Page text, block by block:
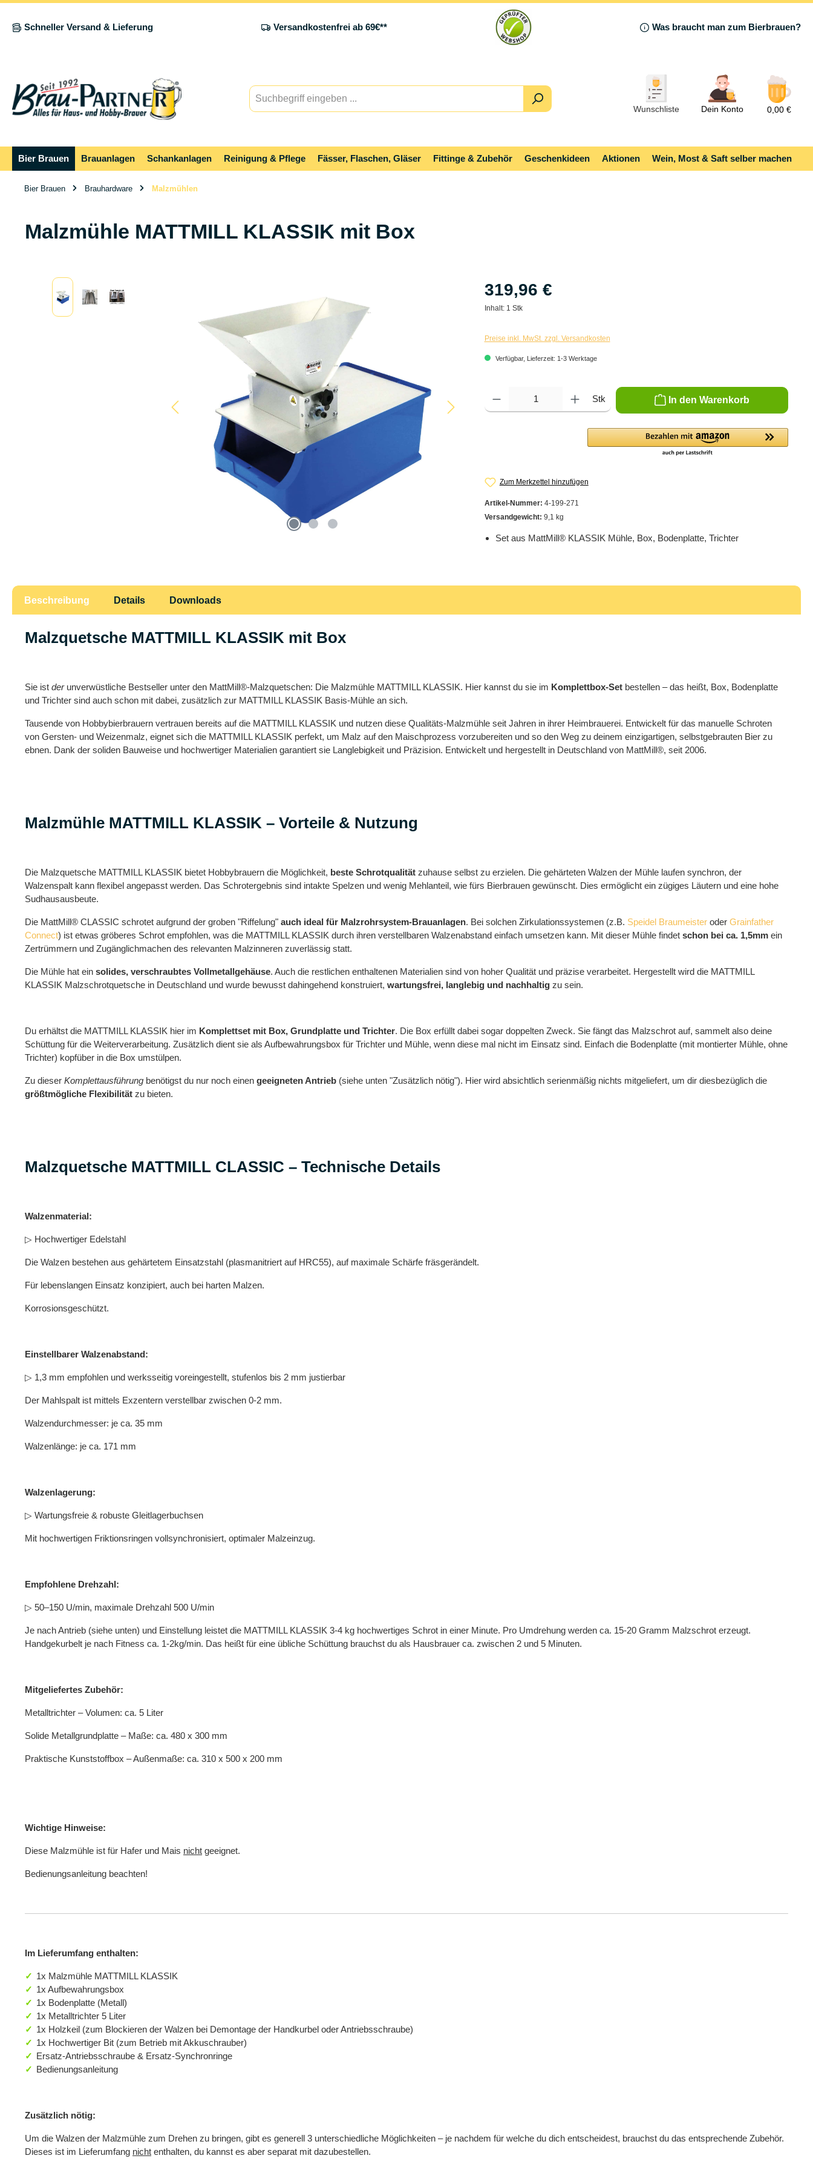
Schneller Versand & Lieferung
Versandkostenfrei ab 69€** Was braucht man zum Bierbrauen?
Wunschliste Dein Konto 0,00 €
Bier Brauen Brauanlagen Schankanlagen Reinigung & Pflege Fässer, Flaschen, Gläser Fittinge & Zubehör Geschenkideen Aktionen Wein, Most & Saft selber machen
Bier Brauen Brauhardware Malzmühlen
Malzmühle MATTMILL KLASSIK mit Box
Bildergalerie überspringen 319,96 €
Inhalt: 1 Stk
Preise inkl. MwSt. zzgl. Versandkosten
Verfügbar, Lieferzeit: 1-3 Werktage
Produkt Anzahl: Gib den gewünschten Wert ein oder benutze die Schaltflächen um die Anzahl zu
Stk In den Warenkorb
Zum Merkzettel hinzufügen
Artikel-Nummer: 4-199-271
Versandgewicht: 9,1 kg
Set aus MattMill® KLASSIK Mühle, Box, Bodenplatte, Trichter
Beschreibung Details Downloads
Malzquetsche MATTMILL KLASSIK mit Box
Sie ist derunverwüstliche Bestseller unter den MattMill®-Malzquetschen: Die Malzmühle MATTMILL KLASSIK. Hier kannst du sie im Komplettbox-Set bestellen – das heißt, Box, Bodenplatte
und Trichter sind auch schon mit dabei, zusätzlich zur MATTMILL KLASSIK Basis-Mühle an sich.
Tausende von Hobbybierbrauern vertrauen bereits auf die MATTMILL KLASSIK und nutzen diese Qualitäts-Malzmühle seit Jahren in ihrer Heimbrauerei. Entwickelt für das manuelle Schroten
von Gersten- und Weizenmalz, eignet sich die MATTMILL KLASSIK perfekt, um Malz auf den Maischprozess vorzubereiten und so den Weg zu deinem einzigartigen, selbstgebrauten Bier zu
ebnen. Dank der soliden Bauweise und hochwertiger Materialien garantiert sie Langlebigkeit und Präzision. Entwickelt und hergestellt in Deutschland von MattMill®, seit 2006.
Malzmühle MATTMILL KLASSIK – Vorteile & Nutzung
Die Malzquetsche MATTMILL KLASSIK bietet Hobbybrauern die Möglichkeit, beste Schrotqualität zuhause selbst zu erzielen. Die gehärteten Walzen der Mühle laufen synchron, der
Walzenspalt kann flexibel angepasst werden. Das Schrotergebnis sind intakte Spelzen und wenig Mehlanteil, wie fürs Bierbrauen gewünscht. Dies ermöglicht ein zügiges Läutern und eine hohe
Sudhausausbeute.
Die MattMill® CLASSIC schrotet aufgrund der groben "Riffelung" auch ideal für Malzrohrsystem-Brauanlagen. Bei solchen Zirkulationssystemen (z.B. Speidel Braumeister oder Grainfather
Connect) ist etwas gröberes Schrot empfohlen, was die MATTMILL KLASSIK durch ihren verstellbaren Walzenabstand einfach umsetzen kann. Mit dieser Mühle findet schon bei ca. 1,5mm ein
Zertrümmern und Zugänglichmachen des relevanten Malzinneren zuverlässig statt.
Die Mühle hat ein solides, verschraubtes Vollmetallgehäuse. Auch die restlichen enthaltenen Materialien sind von hoher Qualität und präzise verarbeitet. Hergestellt wird die MATTMILL
KLASSIK Malzschrotquetsche in Deutschland und wurde bewusst dahingehend konstruiert, wartungsfrei, langlebig und nachhaltig zu sein.
Du erhältst die MATTMILL KLASSIK hier im Komplettset mit Box, Grundplatte und Trichter. Die Box erfüllt dabei sogar doppelten Zweck. Sie fängt das Malzschrot auf, sammelt also deine
Schüttung für die Weiterverarbeitung. Zusätzlich dient sie als Aufbewahrungsbox für Trichter und Mühle, wenn diese mal nicht im Einsatz sind. Einfach die Bodenplatte (mit montierter Mühle, ohne
Trichter) kopfüber in die Box umstülpen.
Zu dieser Komplettausführung benötigst du nur noch einen geeigneten Antrieb (siehe unten "Zusätzlich nötig"). Hier wird absichtlich serienmäßig nichts mitgeliefert, um dir diesbezüglich die
größtmögliche Flexibilität zu bieten.
Malzquetsche MATTMILL CLASSIC – Technische Details
Walzenmaterial:
▷ Hochwertiger Edelstahl
Die Walzen bestehen aus gehärtetem Einsatzstahl (plasmanitriert auf HRC55), auf maximale Schärfe fräsgerändelt.
Für lebenslangen Einsatz konzipiert, auch bei harten Malzen.
Korrosionsgeschützt.
Einstellbarer Walzenabstand:
▷ 1,3 mm empfohlen und werksseitig voreingestellt, stufenlos bis 2 mm justierbar
Der Mahlspalt ist mittels Exzentern verstellbar zwischen 0-2 mm.
Walzendurchmesser: je ca. 35 mm
Walzenlänge: je ca. 171 mm
Walzenlagerung:
▷ Wartungsfreie & robuste Gleitlagerbuchsen
Mit hochwertigen Friktionsringen vollsynchronisiert, optimaler Malzeinzug.
Empfohlene Drehzahl:
▷ 50–150 U/min, maximale Drehzahl 500 U/min
Je nach Antrieb (siehe unten) und Einstellung leistet die MATTMILL KLASSIK 3-4 kg hochwertiges Schrot in einer Minute. Pro Umdrehung werden ca. 15-20 Gramm Malzschrot erzeugt.
Handgekurbelt je nach Fitness ca. 1-2kg/min. Das heißt für eine übliche Schüttung brauchst du als Hausbrauer ca. zwischen 2 und 5 Minuten.
Mitgeliefertes Zubehör:
Metalltrichter – Volumen: ca. 5 Liter
Solide Metallgrundplatte – Maße: ca. 480 x 300 mm
Praktische Kunststoffbox – Außenmaße: ca. 310 x 500 x 200 mm
Wichtige Hinweise:
Diese Malzmühle ist für Hafer und Mais nicht geeignet.
Bedienungsanleitung beachten!
Im Lieferumfang enthalten:
1x Malzmühle MATTMILL KLASSIK
1x Aufbewahrungsbox
1x Bodenplatte (Metall)
1x Metalltrichter 5 Liter
1x Holzkeil (zum Blockieren der Walzen bei Demontage der Handkurbel oder Antriebsschraube)
1x Hochwertiger Bit (zum Betrieb mit Akkuschrauber)
Ersatz-Antriebsschraube & Ersatz-Synchronringe
Bedienungsanleitung
Zusätzlich nötig:
Um die Walzen der Malzmühle zum Drehen zu bringen, gibt es generell 3 unterschiedliche Möglichkeiten – je nachdem für welche du dich entscheidest, brauchst du das entsprechende Zubehör.
Dieses ist im Lieferumfang nicht enthalten, du kannst es aber separat mit dazubestellen.